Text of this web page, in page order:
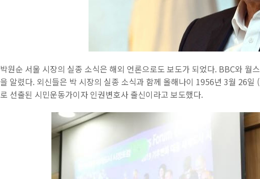
박원순 서울 시장의 실종 소식은 해외 언론으로도 보도가 되었다. BBC와 월
을 알렸다. 외신들은 박 시장의 실종 소식과 함께 올해나이 1956년 3월 26일 (
로 선출된 시민운동가이자 인권변호사 출신이라고 보도했다.